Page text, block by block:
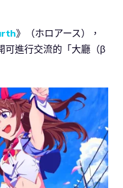
》（ホロアース），
進行交流的「大廳（β